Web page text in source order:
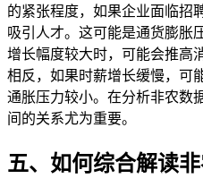
的紧张程度，如果企业面临招
吸引人才。这可能是通货膨胀
增长幅度较大时，可能会推高
相反，如果时薪增长缓慢，可
通胀压力较小。在分析非农数
间的关系尤为重要。
五、如何综合解读